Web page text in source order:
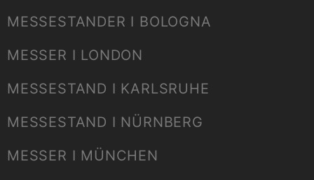
MESSESTANDER I BOLOGNA
MESSER I LONDON
MESSESTAND I KARLSRUHE
MESSESTAND I NÜRNBERG
MESSER I MÜNCHEN